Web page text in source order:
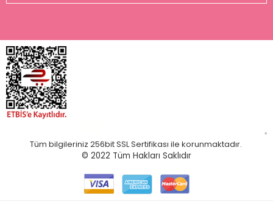
Tüm bilgileriniz 256bit SSL Sertifikası ile korunmaktadır.
© 2022 Tüm Hakları Saklıdır